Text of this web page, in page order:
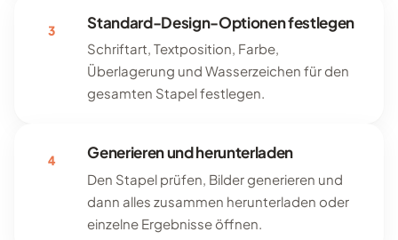
3 Standard-Design-Optionen festlegen
Schriftart, Textposition, Farbe,
Überlagerung und Wasserzeichen für den
gesamten Stapel festlegen.
4 Generieren und herunterladen
Den Stapel prüfen, Bilder generieren und
dann alles zusammen herunterladen oder
einzelne Ergebnisse öffnen.